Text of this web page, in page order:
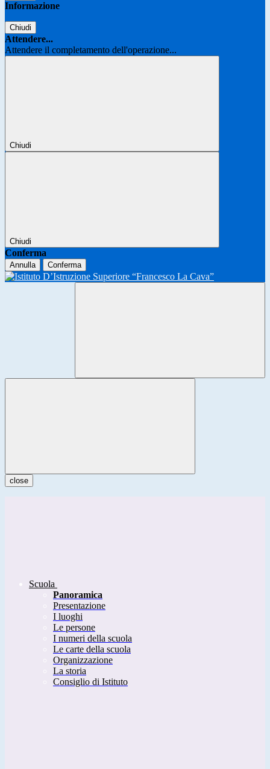
Informazione
Chiudi
Attendere...
Attendere il completamento dell'operazione...
Chiudi
Chiudi
Conferma
Annulla Conferma
close
Scuola
Panoramica
Presentazione
I luoghi
Le persone
I numeri della scuola
Le carte della scuola
Organizzazione
La storia
Consiglio di Istituto